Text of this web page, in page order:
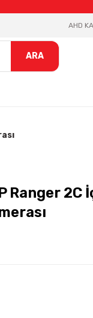
AHD
ARA
Ranger 2C